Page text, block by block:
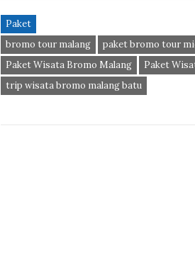
Paket
bromo tour malang
paket bromo tour
Paket Wisata Bromo Malang
Paket
trip wisata bromo malang batu